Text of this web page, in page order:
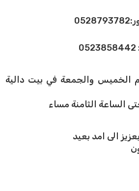
الخميس والجمعة في بيت دالية
الساعة الثامنة مساء
الى امد بعيد